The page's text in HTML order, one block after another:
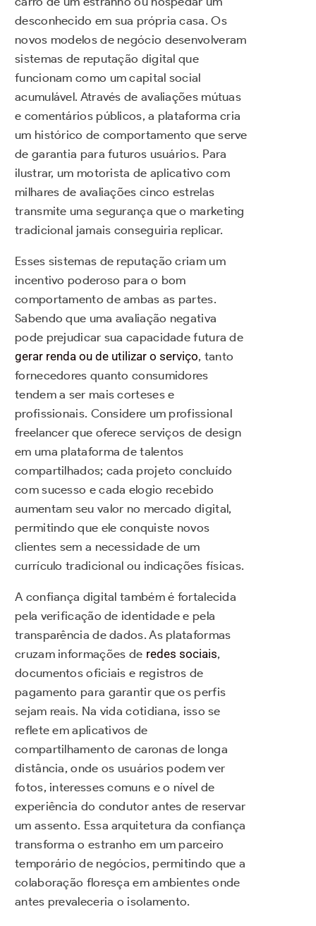
desconhecido em sua própria casa. Os
novos modelos de negócio desenvolveram
sistemas de reputação digital que
funcionam como um capital social
acumulável. Através de avaliações mútuas
e comentários públicos, a plataforma cria
um histórico de comportamento que serve
de garantia para futuros usuários. Para
ilustrar, um motorista de aplicativo com
milhares de avaliações cinco estrelas
transmite uma segurança que o marketing
tradicional jamais conseguiria replicar.
Esses sistemas de reputação criam um
incentivo poderoso para o bom
comportamento de ambas as partes.
Sabendo que uma avaliação negativa
pode prejudicar sua capacidade futura de
gerar renda ou de utilizar o serviço, tanto
fornecedores quanto consumidores
tendem a ser mais corteses e
profissionais. Considere um profissional
freelancer que oferece serviços de design
em uma plataforma de talentos
compartilhados; cada projeto concluído
com sucesso e cada elogio recebido
aumentam seu valor no mercado digital,
permitindo que ele conquiste novos
clientes sem a necessidade de um
currículo tradicional ou indicações físicas.
A confiança digital também é fortalecida
pela verificação de identidade e pela
transparência de dados. As plataformas
cruzam informações de redes sociais,
documentos oficiais e registros de
pagamento para garantir que os perfis
sejam reais. Na vida cotidiana, isso se
reflete em aplicativos de
compartilhamento de caronas de longa
distância, onde os usuários podem ver
fotos, interesses comuns e o nível de
experiência do condutor antes de reservar
um assento. Essa arquitetura da confiança
transforma o estranho em um parceiro
temporário de negócios, permitindo que a
colaboração floresça em ambientes onde
antes prevaleceria o isolamento.